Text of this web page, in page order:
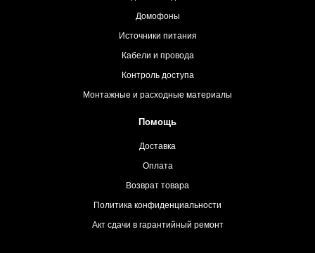
Домофоны
Источники питания
Кабели и провода
Контроль доступа
Монтажные и расходные материалы
Помощь
Доставка
Оплата
Возврат товара
Политика конфиденциальности
Акт сдачи в гарантийный ремонт